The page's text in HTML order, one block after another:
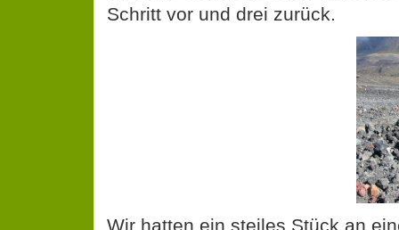
Schritt vor und drei zurück.
Wir hatten ein steiles Stück an